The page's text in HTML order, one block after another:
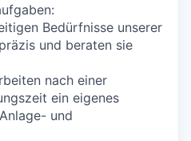
Bedürfnisse unserer
und beraten sie
nach einer
ein eigenes
und